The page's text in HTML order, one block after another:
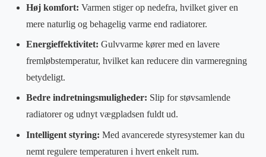
Høj komfort: Varmen stiger op nedefra, hvilket giver en
mere naturlig og behagelig varme end radiatorer.
Energieffektivitet: Gulvvarme kører med en lavere
fremløbstemperatur, hvilket kan reducere din varmeregning
betydeligt.
Bedre indretningsmuligheder: Slip for støvsamlende
radiatorer og udnyt vægpladsen fuldt ud.
Intelligent styring: Med avancerede styresystemer kan du
nemt regulere temperaturen i hvert enkelt rum.